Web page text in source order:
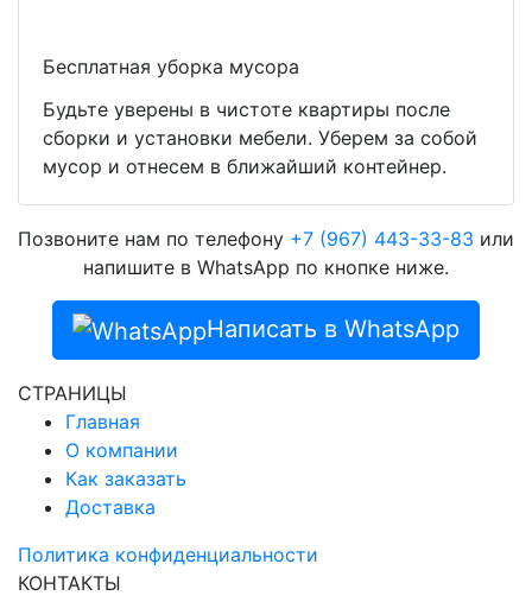
Бесплатная уборка мусора
Будьте уверены в чистоте квартиры после
сборки и установки мебели. Уберем за собой
мусор и отнесем в ближайший контейнер.
Позвоните нам по телефону +7 (967) 443-33-83 или
напишите в WhatsApp по кнопке ниже.
Написать в WhatsApp
СТРАНИЦЫ
Главная
О компании
Как заказать
Доставка
Политика конфиденциальности
КОНТАКТЫ